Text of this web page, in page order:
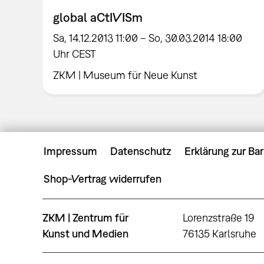
global aCtIVISm
Sa, 14.12.2013 11:00 – So, 30.03.2014 18:00
Uhr CEST
ZKM | Museum für Neue Kunst
Impressum Datenschutz Erklärung zur
Shop-Vertrag widerrufen
ZKM | Zentrum für
Kunst und Medien
Lorenzstraße 19
76135 Karlsruhe